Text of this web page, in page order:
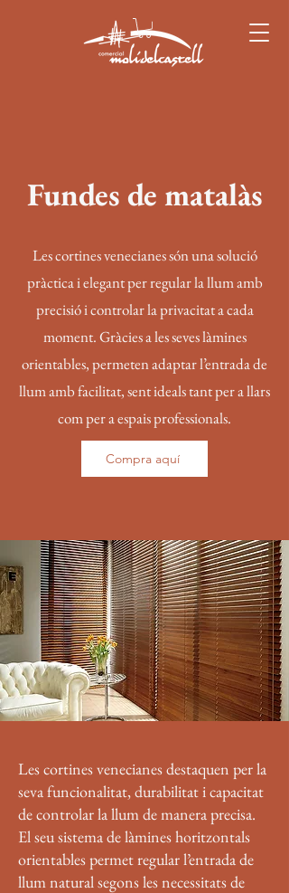
Fundes de matalàs
Les cortines venecianes són una solució
pràctica i elegant per regular la llum amb
precisió i controlar la privacitat a cada
moment. Gràcies a les seves làmines
orientables, permeten adaptar l’entrada de
llum amb facilitat, sent ideals tant per a llars
com per a espais professionals.
Compra aquí
Les cortines venecianes destaquen per la
seva funcionalitat, durabilitat i capacitat
de controlar la llum de manera precisa.
El seu sistema de làmines horitzontals
orientables permet regular l’entrada de
llum natural segons les necessitats de